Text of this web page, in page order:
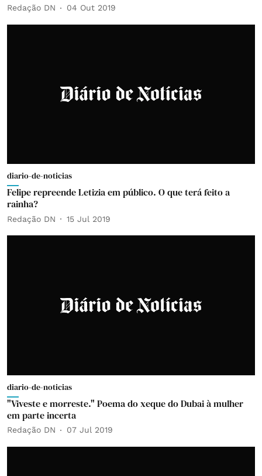
Redação DN 04 Out 2019
diario-de-noticias
Felipe repreende Letizia em público. O que terá feito a
rainha?
Redação DN 15 Jul 2019
diario-de-noticias
"Viveste e morreste." Poema do xeque do Dubai à mulher
em parte incerta
Redação DN 07 Jul 2019